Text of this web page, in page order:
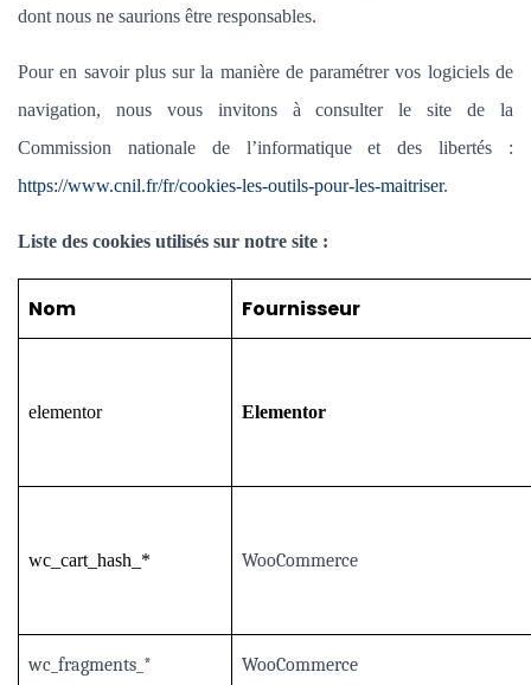
dont nous ne saurions être responsables.
Pour en savoir plus sur la manière de paramétrer vos logiciels de
navigation, nous vous invitons à consulter le site de la
Commission nationale de l’informatique et des libertés :
https://www.cnil.fr/fr/cookies-les-outils-pour-les-maitriser.
Liste des cookies utilisés sur notre site :
Nom Fournisseur
elementor Elementor
wc_cart_hash_* WooCommerce
wc_fragments_* WooCommerce